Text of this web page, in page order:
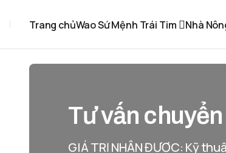
Trang chủWao Sứ Mệnh Trái Tim Nhà
Tư vấn
GIÁ TRỊ NHẬN ĐƯỢC: Kỹ